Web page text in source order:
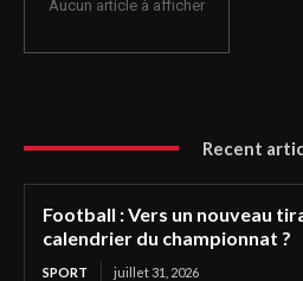
Aucun article à afficher
Recent
Football : Vers un nouveau
calendrier du championnat ?
SPORT juillet 31, 2026